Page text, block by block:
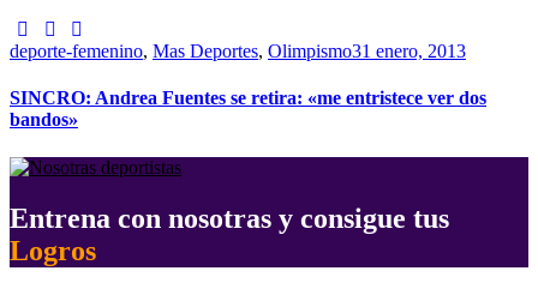
deporte-femenino, Mas Deportes, Olimpismo31 enero, 2013
SINCRO: Andrea Fuentes se retira: «me entristece ver dos
bandos»
Entrena con nosotras y consigue tus
Logros